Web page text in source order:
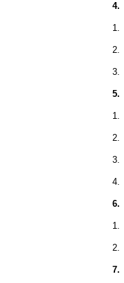
4.
1.
2.
3.
5.
1.
2.
3.
4.
6.
1.
2.
7.